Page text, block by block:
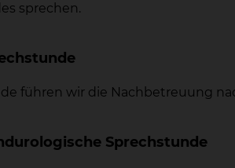
sprechen.
führen wir die Nachbetreuung
Sprechstunde